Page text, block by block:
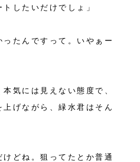
トしたいだけでしょ」
ったんですって。いやぁー
気には見えない態度で、
げながら、緑水君はそん
どね。狙ってたとか普通